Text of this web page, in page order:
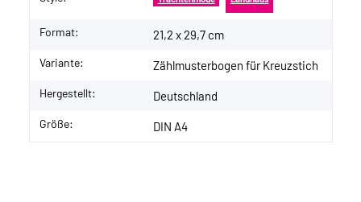
Format: 21,2 x 29,7 cm
Variante: Zählmusterbogen für Kreuzstich
Hergestellt: Deutschland
Größe: DIN A4